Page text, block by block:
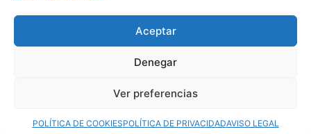
Aceptar
Denegar
Ver preferencias
POLÍTICA DE COOKIESPOLÍTICA DE PRIVACIDADAVISO LEGAL
© 2025 MovilToday. Todos los derechos reservados.